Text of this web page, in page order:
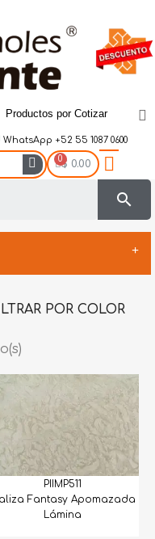
Productos por Cotizar
WhatsApp +52 55 1087 0600
$ 0.00
search
POR COLOR
PIIMP511
Fantasy Apomazada
Lámina